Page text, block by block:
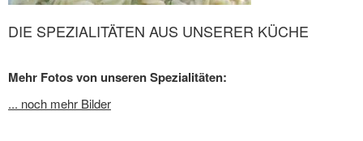
DIE SPEZIALITÄTEN AUS UNSERER KÜCHE
Mehr Fotos von unseren Spezialitäten:
... noch mehr Bilder